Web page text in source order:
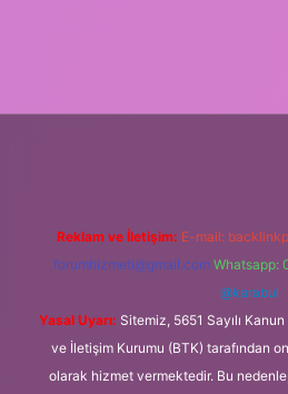
Reklam ve İletişim: E-mail:
forumhizmeti@gmail.com Whatsapp:
@karabul
Yasal Uyarı: Sitemiz, 5651 Sayılı
ve İletişim Kurumu (BTK) tarafından
olarak hizmet vermektedir. Bu